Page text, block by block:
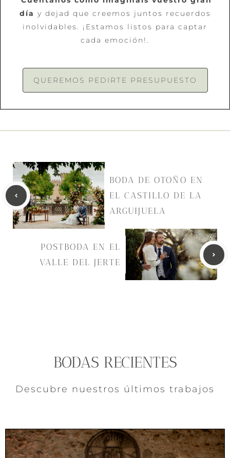
día y dejad que creemos juntos recuerdos
inolvidables. ¡Estamos listos para captar
cada emoción!.
QUEREMOS PEDIRTE PRESUPUESTO
BODA DE OTOÑO EN
EL CASTILLO DE LA
ARGUIJUELA
POSTBODA EN EL
VALLE DEL JERTE
BODAS RECIENTES
Descubre nuestros últimos trabajos